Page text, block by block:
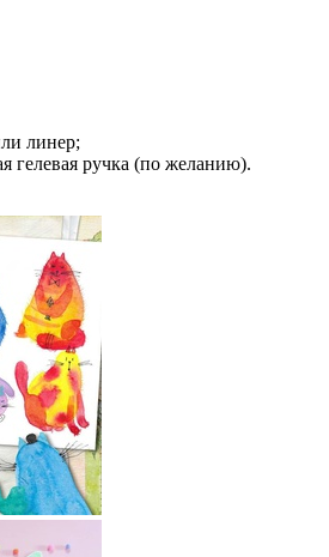
линер;
гелевая ручка (по желанию).